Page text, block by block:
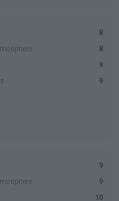
8
8
9
9
9
9
10